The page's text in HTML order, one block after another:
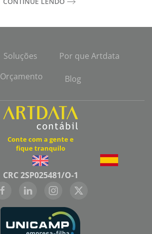
Soluções
Por que Artdata
Orçamento
Blog
Conte com a gente e
fique tranquilo
CRC 2SP025481/O-1